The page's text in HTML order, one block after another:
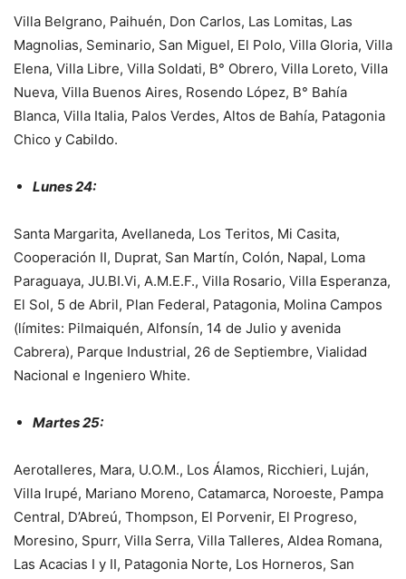
Villa Belgrano, Paihuén, Don Carlos, Las Lomitas, Las
Magnolias, Seminario, San Miguel, El Polo, Villa Gloria, Villa
Elena, Villa Libre, Villa Soldati, B° Obrero, Villa Loreto, Villa
Nueva, Villa Buenos Aires, Rosendo López, B° Bahía
Blanca, Villa Italia, Palos Verdes, Altos de Bahía, Patagonia
Chico y Cabildo.
Lunes 24:
Santa Margarita, Avellaneda, Los Teritos, Mi Casita,
Cooperación II, Duprat, San Martín, Colón, Napal, Loma
Paraguaya, JU.BI.Vi, A.M.E.F., Villa Rosario, Villa Esperanza,
El Sol, 5 de Abril, Plan Federal, Patagonia, Molina Campos
(límites: Pilmaiquén, Alfonsín, 14 de Julio y avenida
Cabrera), Parque Industrial, 26 de Septiembre, Vialidad
Nacional e Ingeniero White.
Martes 25:
Aerotalleres, Mara, U.O.M., Los Álamos, Ricchieri, Luján,
Villa Irupé, Mariano Moreno, Catamarca, Noroeste, Pampa
Central, D’Abreú, Thompson, El Porvenir, El Progreso,
Moresino, Spurr, Villa Serra, Villa Talleres, Aldea Romana,
Las Acacias I y II, Patagonia Norte, Los Horneros, San